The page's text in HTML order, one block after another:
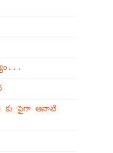
కు పైగా ఆనాటి